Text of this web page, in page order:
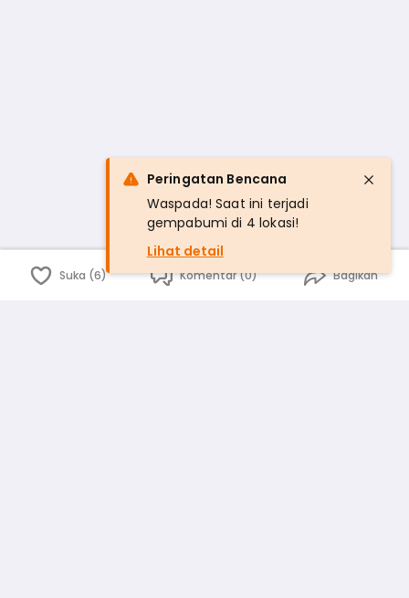
Suka (6) Komentar (0) Bagikan
Peringatan Bencana
Waspada! Saat ini terjadi
gempabumi di 4 lokasi!
Lihat detail